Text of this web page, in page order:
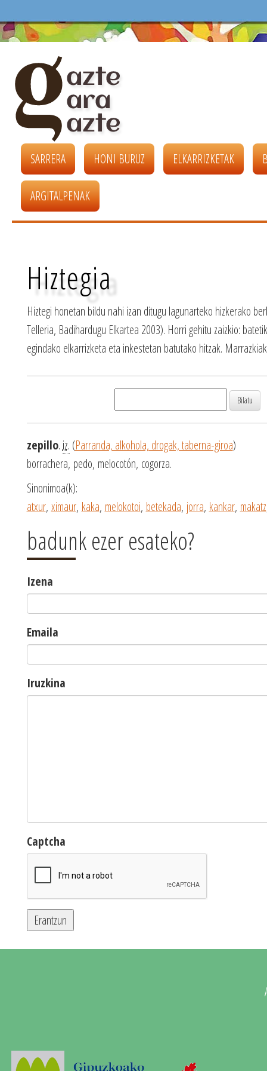
SARRERA HONI BURUZ ELKARRIZKETAK
ARGITALPENAK
Hiztegia
Hiztegi honetan bildu nahi izan ditugu lagunarteko hizkerako
Telleria, Badihardugu Elkartea 2003). Horri gehitu zaizkio:
egindako elkarrizketa eta inkestetan batutako hitzak.
zepillo. iz. (Parranda, alkohola, drogak, taberna-giroa)
borrachera, pedo, melocotón, cogorza.
Sinonimoa(k):
atxur, ximaur, kaka, melokotoi, betekada, jorra, kankar, makatz
badunk ezer esateko?
Izena
Emaila
Iruzkina
Captcha